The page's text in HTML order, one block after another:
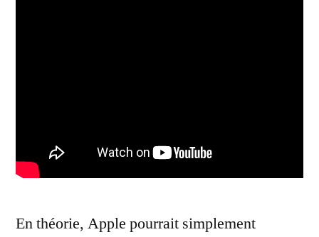
En théorie, Apple pourrait simplement